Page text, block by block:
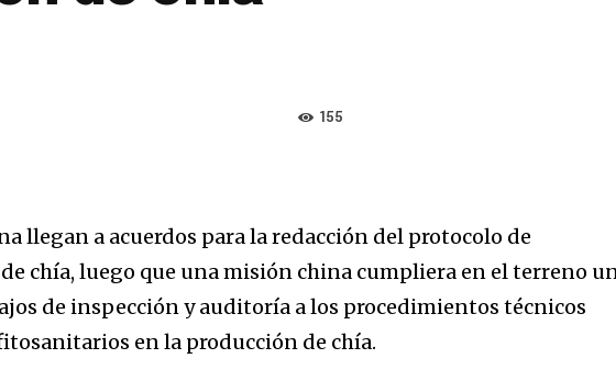
155
llegan a acuerdos para la redacción del protocolo de
chía, luego que una misión china cumpliera en el terreno
de inspección y auditoría a los procedimientos técnicos
en la producción de chía.